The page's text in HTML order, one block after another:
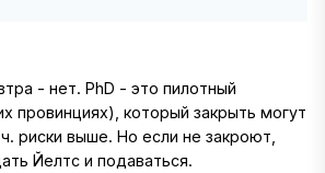
- нет. PhD - это пилотный
провинциях), который закрыть могут
риски выше. Но если не закроют,
Йелтс и подаваться.